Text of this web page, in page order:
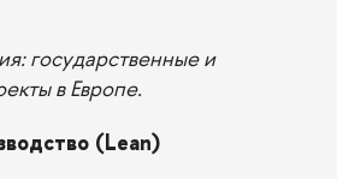
государственные и
в Европе.
(Lean)